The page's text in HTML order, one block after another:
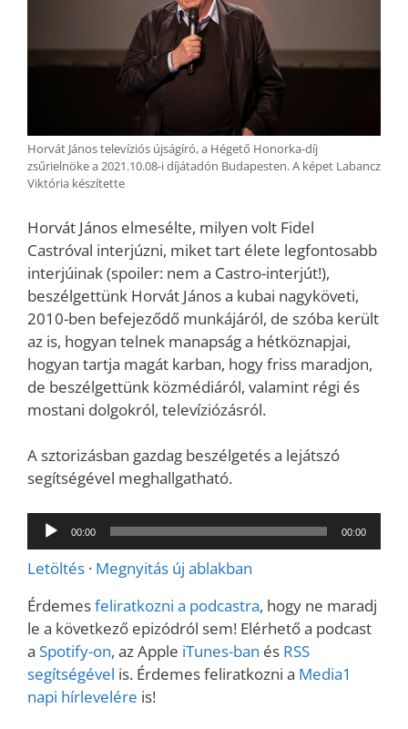
Horvát János televíziós újságíró, a Hégető Honorka-díj
zsűrielnöke a 2021.10.08-i díjátadón Budapesten. A képet Labancz
Viktória készítette
Horvát János elmesélte, milyen volt Fidel
Castróval interjúzni, miket tart élete legfontosabb
interjúinak (spoiler: nem a Castro-interjút!),
beszélgettünk Horvát János a kubai nagyköveti,
2010-ben befejeződő munkájáról, de szóba került
az is, hogyan telnek manapság a hétköznapjai,
hogyan tartja magát karban, hogy friss maradjon,
de beszélgettünk közmédiáról, valamint régi és
mostani dolgokról, televíziózásról.
A sztorizásban gazdag beszélgetés a lejátszó
segítségével meghallgatható.
Audió
lejátszó
00:00 00:00
Letöltés · Megnyitás új ablakban
Érdemesfeliratkozni a podcastra, hogy ne maradj
le a következő epizódról sem! Elérhető a podcast
a Spotify-on, az Apple iTunes-ban és RSS
segítségével is. Érdemes feliratkozni a Media1
napi hírlevelére is!